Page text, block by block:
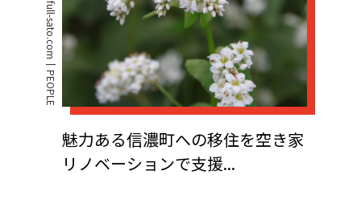
full-sato.com
PEOPLE
魅力ある信濃町への移住を空き家
リノベーションで支援...